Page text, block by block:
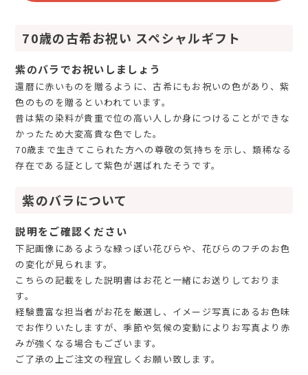
70歳の古希お祝い スペシャルギフト
紫のバラでお祝いしましょう
還暦に赤いものを贈るように、古希にもお祝いの色があり、紫
色のものを贈るといわれています。
昔は紫の染料が貴重で位の高い人しか身につけることができな
かったため大変高貴な色でした。
70歳まで生きてこられた方への尊敬の気持ちを示し、類稀なる
存在である証として紫色が選ばれたそうです。
紫のバラについて
説明をご確認ください
下記画像にあるような緑っぽい花びらや、花びらのフチのお色
の変化が見られます。
こちらの記載をした説明書はお花と一緒にお送りしておりま
す。
経験豊富な担当者がお花を厳選し、イメージ写真にあるお色味
でお作りいたしますが、季節や気候の変動によりお写真より赤
みが強くなる場合もございます。
ご了承の上ご注文の程宜しくお願い致します。